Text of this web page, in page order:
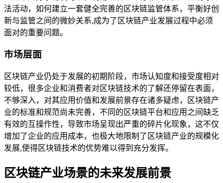
法活动，如何建立一套健全完善的区块链监管体系，平衡好创
新与监管之间的微妙关系,成为了区块链产业发展过程中必须
面对的重要问题。
市场层面
区块链产业仍处于发展的初期阶段，市场认知度和接受度相对
较低，很多企业和消费者对区块链技术的了解还停留在表面，
不够深入，对其应用价值和发展前景存在诸多疑虑，区块链产
业的标准和规范尚未完善，不同的区块链平台和应用之间缺乏
有效的互操作性，导致市场呈现出严重的碎片化现象，这不仅
增加了企业的应用成本，也极大地限制了区块链产业的规模化
发展,使得区块链技术的优势难以得到充分发挥。
区块链产业场景的未来发展前景